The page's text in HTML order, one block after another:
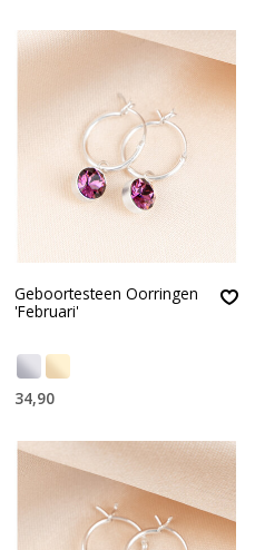
Geboortesteen Oorringen
'Februari'
34,90